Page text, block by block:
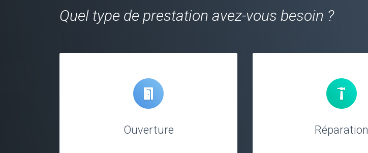
Quel type de prestation avez-vous besoin ?
Ouverture Réparation